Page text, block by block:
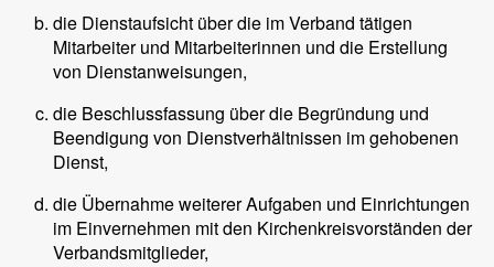
die Dienstaufsicht über die im Verband tätigen
Mitarbeiter und Mitarbeiterinnen und die Erstellung
von Dienstanweisungen,
die Beschlussfassung über die Begründung und
Beendigung von Dienstverhältnissen im gehobenen
Dienst,
die Übernahme weiterer Aufgaben und Einrichtungen
im Einvernehmen mit den Kirchenkreisvorständen der
Verbandsmitglieder,